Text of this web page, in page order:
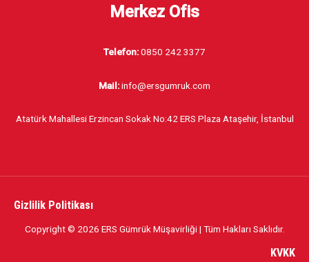
Merkez Ofis
Telefon:0850 242 3377
Mail:info@ersgumruk.com
Atatürk Mahallesi Erzincan Sokak No:42 ERS Plaza Ataşehir, İstanbul
Gizlilik Politikası
Copyright © 2026 ERS Gümrük Müşavirliği | Tüm Hakları Saklıdır.
KVKK